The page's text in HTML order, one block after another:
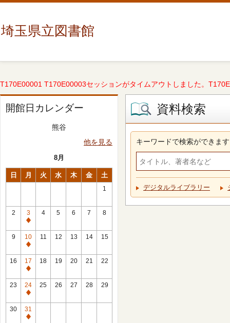
埼玉県立図書館
T170E00001 T170E00003セッションがタイムアウトしました。
開館日カレンダー
熊谷
他を見る
8月
日 月 火 水 木 金 土
1
2
3
休
館
日
4 5 6 7 8
9
10
休
館
日
11 12 13 14 15
16
17
休
館
日
18 19 20 21 22
23
24
休
館
日
25 26 27 28 29
30
31
休
資料検索
キーワードで検索ができます
デジタルライブラリー